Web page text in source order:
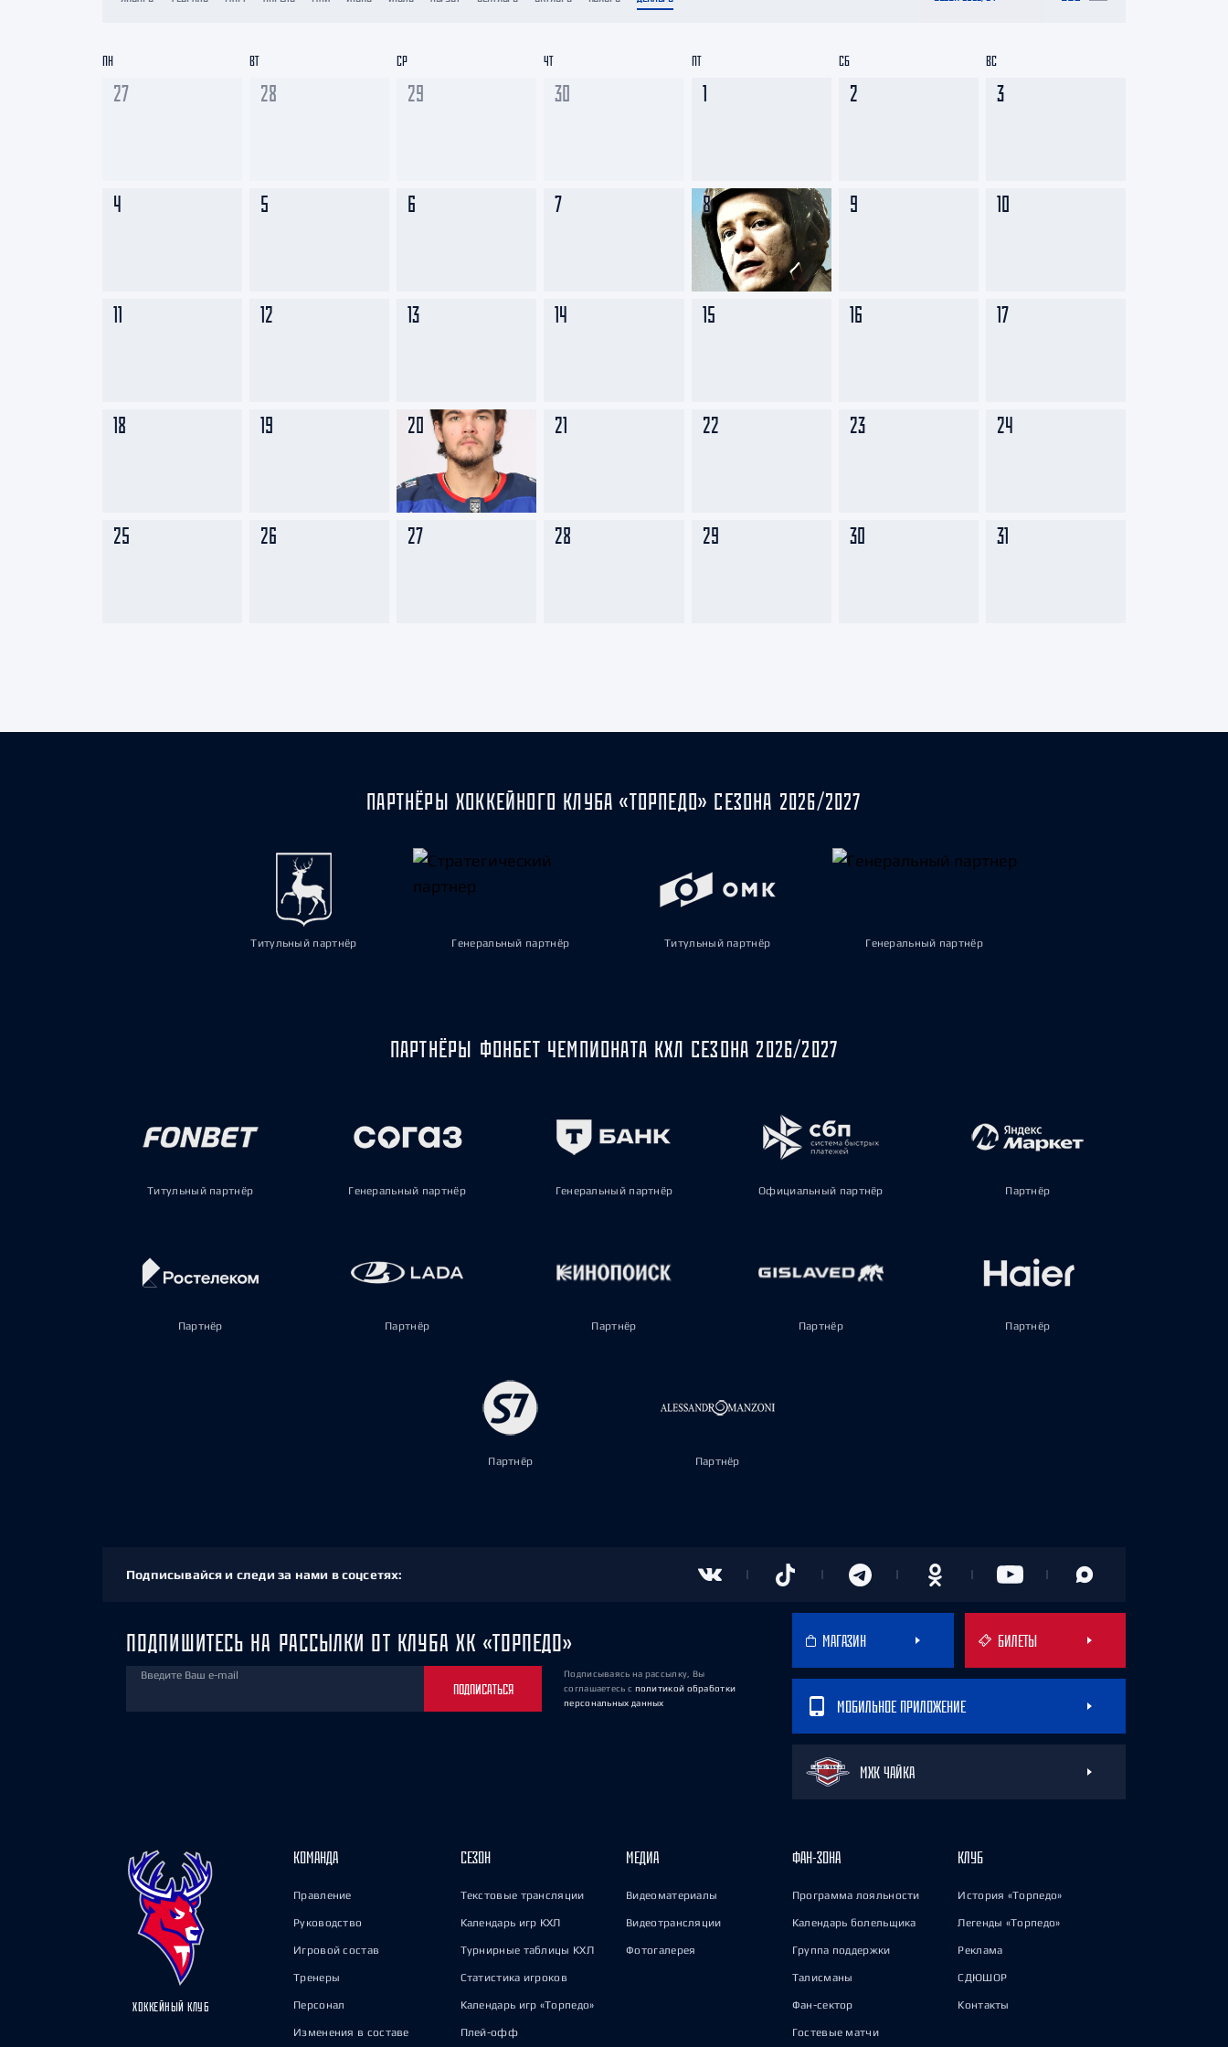
ЦСКА
Шанхайские Драконы
Салават Юлаев
27 28 29 30 1 2 3
4 5 6 7 8 9 10
11 12 13 14 15 16 17
18 19 20 21 22 23 24
25 26 27 28 29 30 31
ПН ВТ СР ЧТ ПТ СБ ВС
ПАРТНЁРЫ ХОККЕЙНОГО КЛУБА «ТОРПЕДО» СЕЗОНА 2026/2027
Титульный партнёр Генеральный партнёр Титульный партнёр Генеральный партнёр
ПАРТНЁРЫ ФОНБЕТ ЧЕМПИОНАТА КХЛ СЕЗОНА 2026/2027
Титульный партнёр Генеральный партнёр Генеральный партнёр Официальный партнёр Партнёр
Партнёр Партнёр Партнёр Партнёр Партнёр
Партнёр Партнёр
Подписывайся и следи за нами в соцсетях:
ПОДПИШИТЕСЬ НА РАССЫЛКИ ОТ КЛУБА ХК «ТОРПЕДО»
Введите Ваш e-mail
ПОДПИСАТЬСЯ
Подписываясь на рассылку, Вы
соглашаетесь с политикой обработки
персональных данных
МАГАЗИН БИЛЕТЫ
МОБИЛЬНОЕ ПРИЛОЖЕНИЕ
МХК ЧАЙКА
ХОККЕЙНЫЙ КЛУБ
КОМАНДА
Правление
Руководство
Игровой состав
Тренеры
Персонал
Изменения в составе
СЕЗОН
Текстовые трансляции
Календарь игр КХЛ
Турнирные таблицы КХЛ
Статистика игроков
Календарь игр «Торпедо»
Плей-офф
МЕДИА
Видеоматериалы
Видеотрансляции
Фотогалерея
ФАН-ЗОНА
Программа лояльности
Календарь болельщика
Группа поддержки
Талисманы
Фан-сектор
Гостевые матчи
КЛУБ
История «Торпедо»
Легенды «Торпедо»
Реклама
СДЮШОР
Контакты